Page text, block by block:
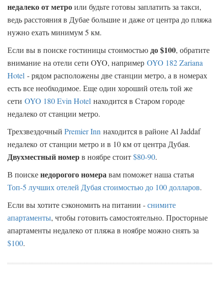
недалеко от метроили будьте готовы заплатить за такси,
ведь расстояния в Дубае большие и даже от центра до пляжа
нужно ехать минимум 5 км.
Если вы в поиске гостиницы стоимостью до $100, обратите
внимание на отели сети OYO, например OYO 182 Zariana
Hotel - рядом расположены две станции метро, а в номерах
есть все необходимое. Еще один хороший отель той же
сети OYO 180 Evin Hotel находится в Старом городе
недалеко от станции метро.
Трехзвездочный Premier Inn находится в районе Al Jaddaf
недалеко от станции метро и в 10 км от центра Дубая.
Двухместный номерв ноябре стоит$80-90.
В поискенедорогого номера вам поможет наша статья
Топ-5 лучших отелей Дубая стоимостью до 100 долларов.
Если вы хотите сэкономить на питании -снимите
апартаменты, чтобы готовить самостоятельно. Просторные
апартаменты недалеко от пляжа в ноябре можно снять за
$100.